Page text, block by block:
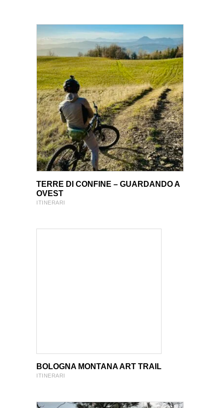
VIEW PRODUCT
VIEW PRODUCT
TERRE DI CONFINE – GUARDANDO A
OVEST
ITINERARI
VIEW PRODUCT
VIEW PRODUCT
BOLOGNA MONTANA ART TRAIL
ITINERARI